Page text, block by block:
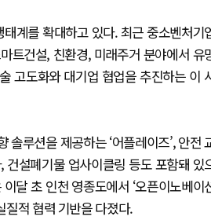
계를 확대하고 있다. 최근 중소벤처기
트건설, 친환경, 미래주거 분야에서 유
고도화와 대기업 협업을 추진하는 이
솔루션을 제공하는 ‘어플레이즈’, 안전
건설폐기물 업사이클링 등도 포함돼 있
달 초 인천 영종도에서 ‘오픈이노베이
질적 협력 기반을 다졌다.